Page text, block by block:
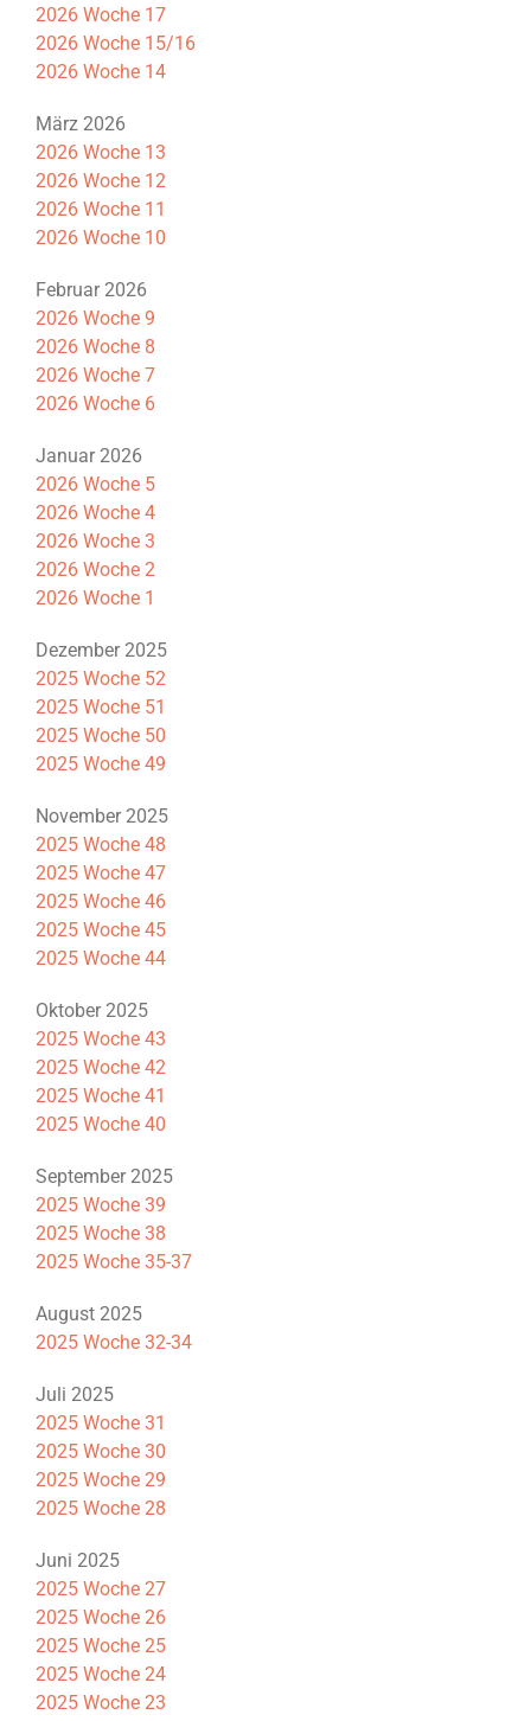
2026 Woche 17
2026 Woche 15/16
2026 Woche 14
März 2026
2026 Woche 13
2026 Woche 12
2026 Woche 11
2026 Woche 10
Februar 2026
2026 Woche 9
2026 Woche 8
2026 Woche 7
2026 Woche 6
Januar 2026
2026 Woche 5
2026 Woche 4
2026 Woche 3
2026 Woche 2
2026 Woche 1
Dezember 2025
2025 Woche 52
2025 Woche 51
2025 Woche 50
2025 Woche 49
November 2025
2025 Woche 48
2025 Woche 47
2025 Woche 46
2025 Woche 45
2025 Woche 44
Oktober 2025
2025 Woche 43
2025 Woche 42
2025 Woche 41
2025 Woche 40
September 2025
2025 Woche 39
2025 Woche 38
2025 Woche 35-37
August 2025
2025 Woche 32-34
Juli 2025
2025 Woche 31
2025 Woche 30
2025 Woche 29
2025 Woche 28
Juni 2025
2025 Woche 27
2025 Woche 26
2025 Woche 25
2025 Woche 24
2025 Woche 23